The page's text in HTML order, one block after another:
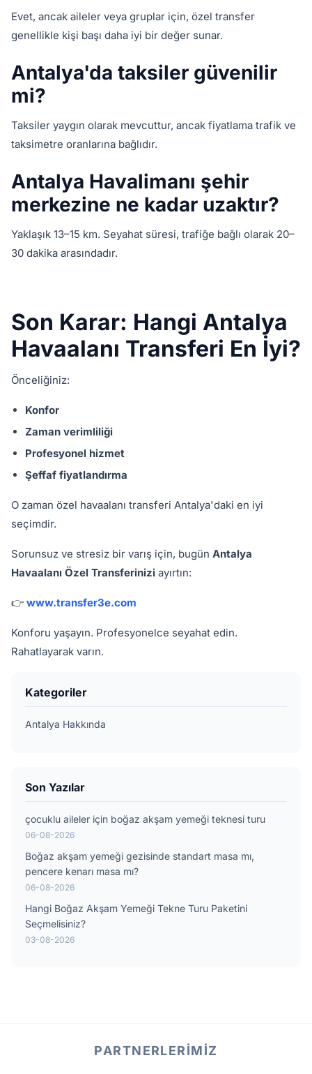
Evet, ancak aileler veya gruplar için, özel transfer
genellikle kişi başı daha iyi bir değer sunar.
Antalya'da taksiler güvenilir
mi?
Taksiler yaygın olarak mevcuttur, ancak fiyatlama trafik ve
taksimetre oranlarına bağlıdır.
Antalya Havalimanı şehir
merkezine ne kadar uzaktır?
Yaklaşık 13–15 km. Seyahat süresi, trafiğe bağlı olarak 20–
30 dakika arasındadır.
Son Karar: Hangi Antalya
Havaalanı Transferi En İyi?
Önceliğiniz:
Konfor
Zaman verimliliği
Profesyonel hizmet
Şeffaf fiyatlandırma
O zaman özel havaalanı transferi Antalya'daki en iyi
seçimdir.
Sorunsuz ve stresiz bir varış için, bugün Antalya
Havaalanı Özel Transferinizi ayırtın:
👉 www.transfer3e.com
Konforu yaşayın. Profesyonelce seyahat edin.
Rahatlayarak varın.
Kategoriler
Antalya Hakkında
Son Yazılar
çocuklu aileler için boğaz akşam yemeği teknesi turu
06-08-2026
Boğaz akşam yemeği gezisinde standart masa mı,
pencere kenarı masa mı?
06-08-2026
Hangi Boğaz Akşam Yemeği Tekne Turu Paketini
Seçmelisiniz?
03-08-2026
PARTNERLERIMIZ